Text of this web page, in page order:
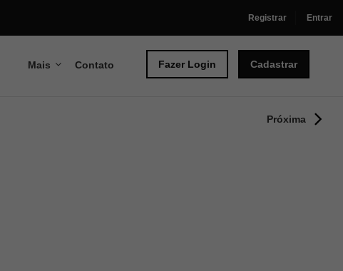
Registrar Entrar
Mais Contato Fazer Login Cadastrar
Próxima